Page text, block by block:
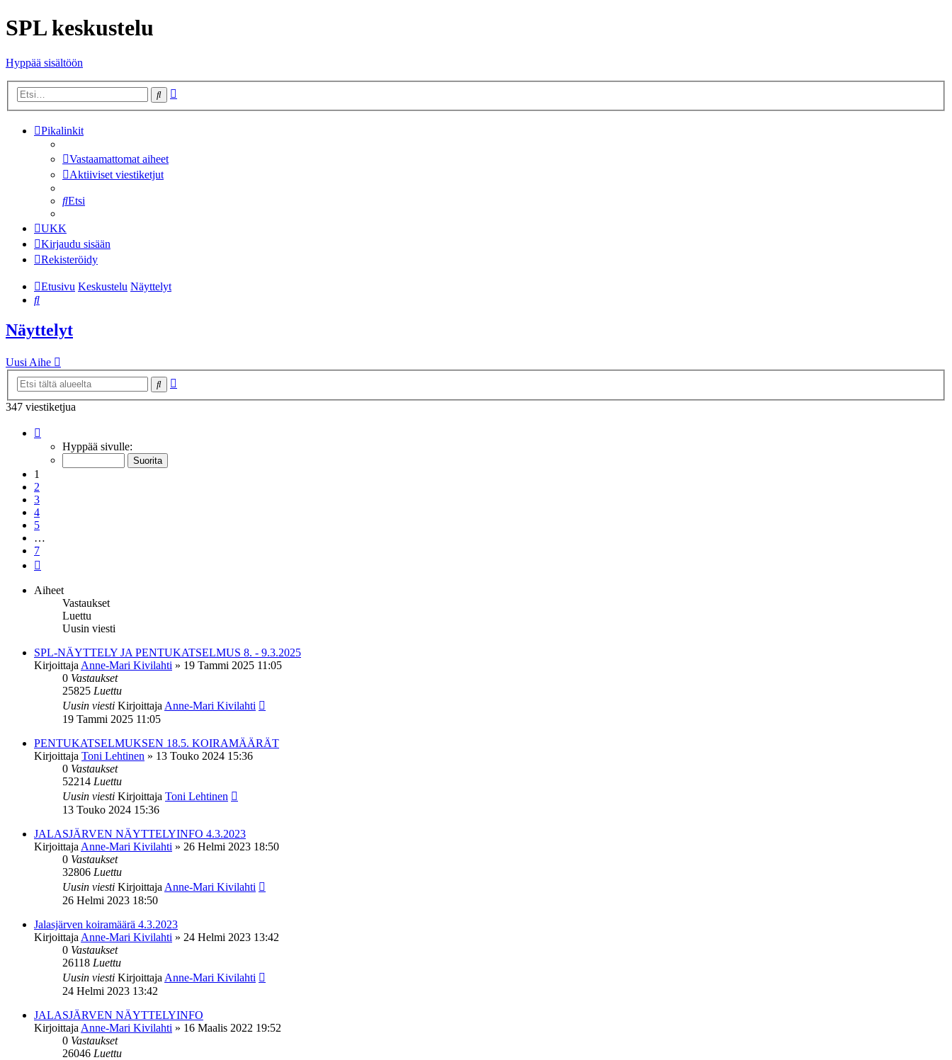
SPL keskustelu
Hyppää sisältöön
Etsi
Pikalinkit
Vastaamattomat aiheet
Aktiiviset viestiketjut
Etsi
UKK
Kirjaudu sisään
Rekisteröidy
Etusivu Keskustelu Näyttelyt
Etsi
Näyttelyt
Uusi Aihe
Etsi
347 viestiketjua
7 Hyppää sivulle:
1
2
3
4
5
…
7
Aiheet
Vastaukset
Luettu
Uusin viesti
SPL-NÄYTTELY JA PENTUKATSELMUS 8. - 9.3.2025
Kirjoittaja Anne-Mari Kivilahti » 19 Tammi 2025 11:05
0 Vastaukset
25825 Luettu
Uusin viesti Kirjoittaja Anne-Mari Kivilahti
19 Tammi 2025 11:05
PENTUKATSELMUKSEN 18.5. KOIRAMÄÄRÄT
Kirjoittaja Toni Lehtinen » 13 Touko 2024 15:36
0 Vastaukset
52214 Luettu
Uusin viesti Kirjoittaja Toni Lehtinen
13 Touko 2024 15:36
JALASJÄRVEN NÄYTTELYINFO 4.3.2023
Kirjoittaja Anne-Mari Kivilahti » 26 Helmi 2023 18:50
0 Vastaukset
32806 Luettu
Uusin viesti Kirjoittaja Anne-Mari Kivilahti
26 Helmi 2023 18:50
Jalasjärven koiramäärä 4.3.2023
Kirjoittaja Anne-Mari Kivilahti » 24 Helmi 2023 13:42
0 Vastaukset
26118 Luettu
Uusin viesti Kirjoittaja Anne-Mari Kivilahti
24 Helmi 2023 13:42
JALASJÄRVEN NÄYTTELYINFO
Kirjoittaja Anne-Mari Kivilahti » 16 Maalis 2022 19:52
0 Vastaukset
26046 Luettu